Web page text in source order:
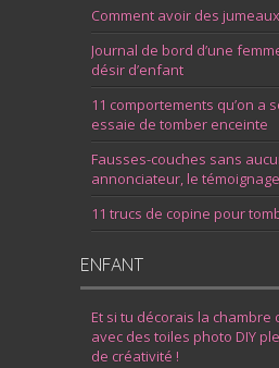
Comment avoir des
Journal de bord d’une
désir d’enfant
11 comportements qu’on a
essaie de tomber enceinte
Fausses-couches sans
annonciateur, le
11 trucs de copine pour
ENFANT
Et si tu décorais la
avec des toiles photo DIY
de créativité !